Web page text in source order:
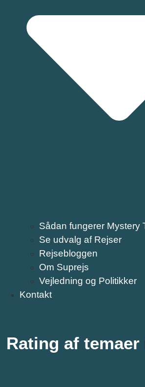
Sådan fungerer Mystery
Se udvalg af Rejser
Rejsebloggen
Om Suprejs
Vejledning og Politikker
Kontakt
Rating af